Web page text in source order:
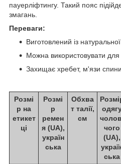
пауерліфтингу. Такий пояс
змагань.
Переваги:
Виготовлений із натуральної
Можна використовувати для
Захищає хребет, м'язи
Розмі
р на
етикет
ці
Розмі
р
ремен
я (UA),
україн
ська
Обхва
т талії,
см
чого
(UA),
ська